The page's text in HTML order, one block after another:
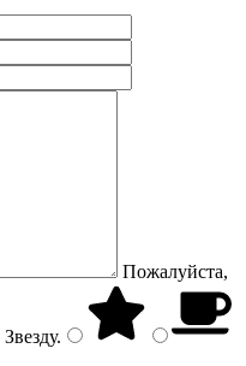
Пожалуйста,
Звезду.